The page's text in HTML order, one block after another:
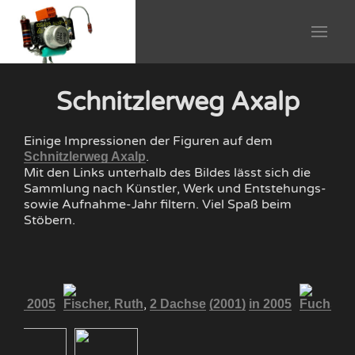
Schnitzlerweg Axalp
Einige Impressionen der Figuren auf dem
Schnitzlerweg Axalp.
Mit den Links unterhalb des Bildes lässt sich die
Sammlung nach Künstler, Werk und Entstehungs-
sowie Aufnahme-Jahr filtern. Viel Spaß beim
Stöbern.
in 2005 Fischer, Ruth, 2 Dachse (2001) in 2005 Fuchs,